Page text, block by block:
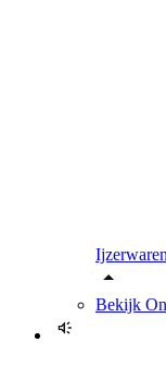
Ijzerwaren
Bekijk